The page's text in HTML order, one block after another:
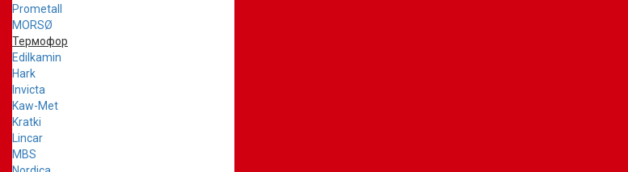
Prometall
MORSØ
Термофор
Edilkamin
Hark
Invicta
Kaw-Met
Kratki
Lincar
MBS